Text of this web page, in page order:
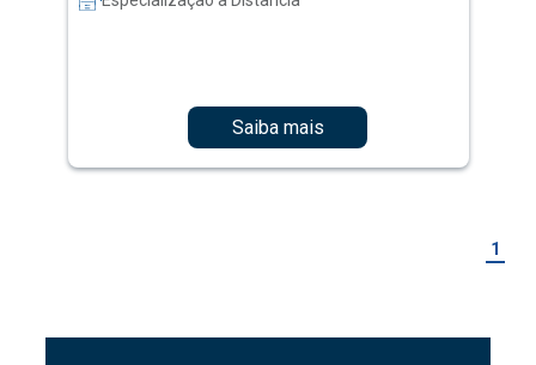
Saiba mais
1